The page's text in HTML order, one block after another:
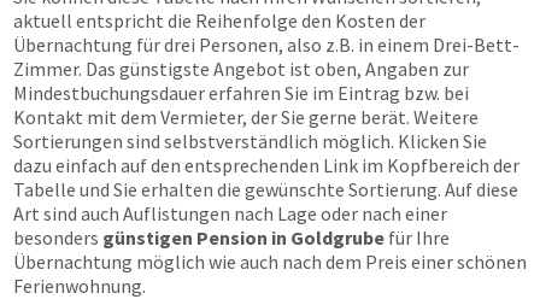
aktuell entspricht die Reihenfolge den Kosten der
Übernachtung für drei Personen, also z.B. in einem Drei-Bett-
Zimmer. Das günstigste Angebot ist oben, Angaben zur
Mindestbuchungsdauer erfahren Sie im Eintrag bzw. bei
Kontakt mit dem Vermieter, der Sie gerne berät. Weitere
Sortierungen sind selbstverständlich möglich. Klicken Sie
dazu einfach auf den entsprechenden Link im Kopfbereich der
Tabelle und Sie erhalten die gewünschte Sortierung. Auf diese
Art sind auch Auflistungen nach Lage oder nach einer
besonders günstigen Pension in Goldgrube für Ihre
Übernachtung möglich wie auch nach dem Preis einer schönen
Ferienwohnung.